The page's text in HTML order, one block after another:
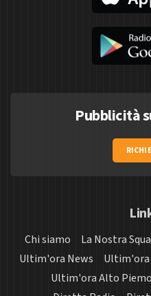
Pubblicità
Chi siamo La Nostra
Ultim'ora News
Ultim'ora
Ultim'ora Alto